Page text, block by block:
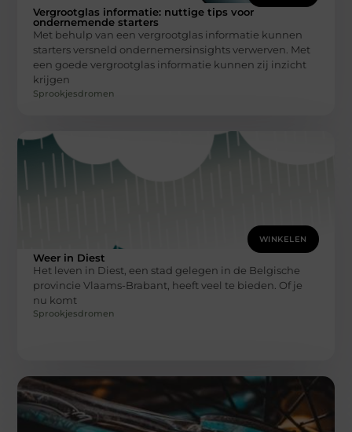
Vergrootglas informatie: nuttige tips voor
ondernemende starters
Met behulp van een vergrootglas informatie kunnen
starters versneld ondernemersinsights verwerven. Met
een goede vergrootglas informatie kunnen zij inzicht
krijgen
Sprookjesdromen
WINKELEN
Weer in Diest
Het leven in Diest, een stad gelegen in de Belgische
provincie Vlaams-Brabant, heeft veel te bieden. Of je
nu komt
Sprookjesdromen